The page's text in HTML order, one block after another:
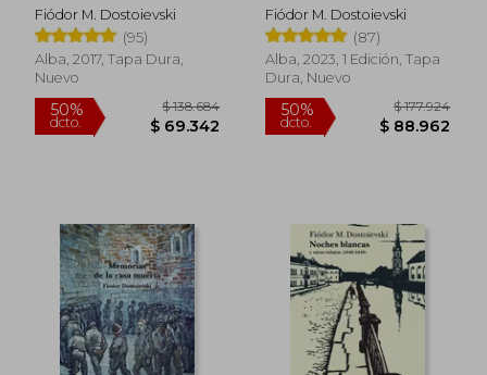
Fiódor M. Dostoievski
(95)
Alba, 2017, Tapa Dura,
Nuevo
50%
dcto.
$ 138.684
$ 69.342
Fiódor M. Dostoievski
(87)
Alba, 2023, 1 Edición, Tapa
Dura, Nuevo
50%
dcto. $